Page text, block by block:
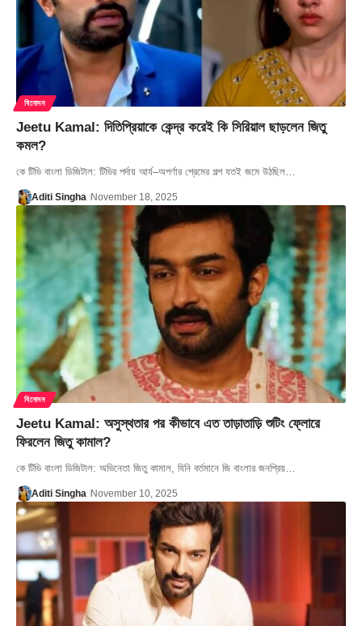
বিনোদন
Jeetu Kamal: দিতিপ্রিয়াকে কেন্দ্র করেই কি সিরিয়াল ছাড়লেন জিতু
কমল?
কে টিভি বাংলা ডিজিটাল: টিভির পর্দায় আর্য–অপর্ণার প্রেমের গল্প যতই জমে উঠছিল…
Aditi Singha November 18, 2025
বিনোদন
Jeetu Kamal: অসুস্থতার পর কীভাবে এত তাড়াতাড়ি শুটিং ফ্লোরে
ফিরলেন জিতু কামাল?
কে টিভি বাংলা ডিজিটাল: অভিনেতা জিতু কামাল, যিনি বর্তমানে জি বাংলার জনপ্রিয়…
Aditi Singha November 10, 2025